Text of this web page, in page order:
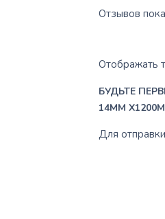
Отзывов
Отображать
БУДЬТЕ
14MM
Для